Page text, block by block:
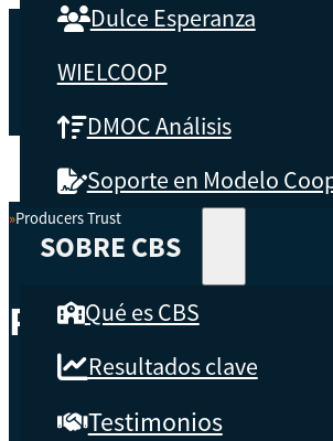
Dulce Esperanza
WIELCOOP
DMOC Análisis
Soporte en Modelo
SOBRE CBS
Qué es CBS
Resultados clave
Testimonios
Inicio
Producers Trust
Producers Trust